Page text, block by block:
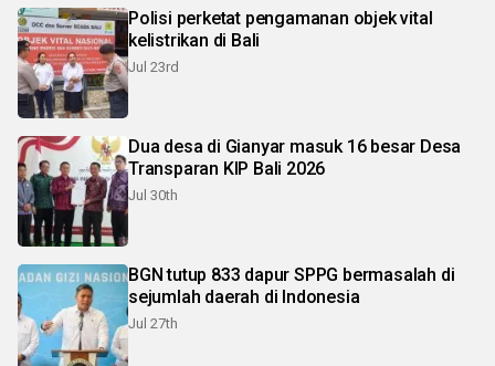
Polisi perketat pengamanan objek vital
kelistrikan di Bali
Jul 23rd
Dua desa di Gianyar masuk 16 besar Desa
Transparan KIP Bali 2026
Jul 30th
BGN tutup 833 dapur SPPG bermasalah di
sejumlah daerah di Indonesia
Jul 27th